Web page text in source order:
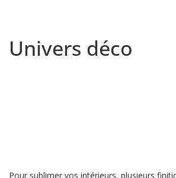
Univers déco
Pour sublimer vos intérieurs, plusieurs